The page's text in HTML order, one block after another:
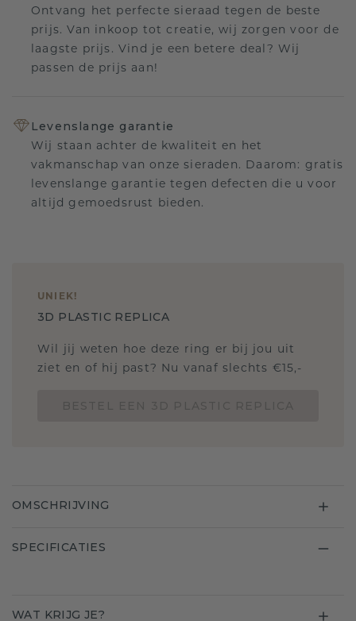
Ontvang het perfecte sieraad tegen de beste
prijs. Van inkoop tot creatie, wij zorgen voor de
laagste prijs. Vind je een betere deal? Wij
passen de prijs aan!
Levenslange garantie
Wij staan achter de kwaliteit en het
vakmanschap van onze sieraden. Daarom: gratis
levenslange garantie tegen defecten die u voor
altijd gemoedsrust bieden.
UNIEK!
3D PLASTIC REPLICA
Wil jij weten hoe deze ring er bij jou uit
ziet en of hij past? Nu vanaf slechts €15,-
OMSCHRIJVING
SPECIFICATIES
WAT KRIJG JE?